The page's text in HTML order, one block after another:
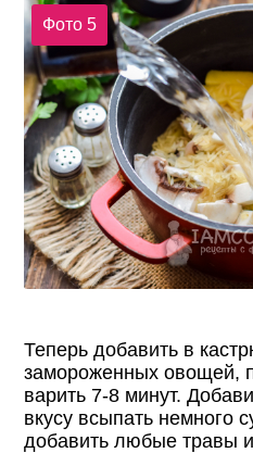
Фото 5
Теперь добавить в
замороженных овощей,
варить 7-8 минут.
вкусу всыпать немного
добавить любые травы